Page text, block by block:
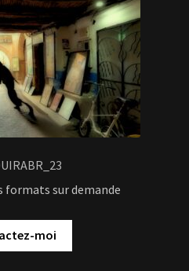
formats sur demande
moi